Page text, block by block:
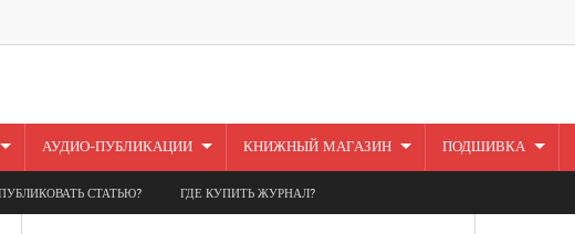
АУДИО-ПУБЛИКАЦИИ КНИЖНЫЙ МАГАЗИН ПОДШИВКА
СТАТЬЮ? ГДЕ КУПИТЬ ЖУРНАЛ?